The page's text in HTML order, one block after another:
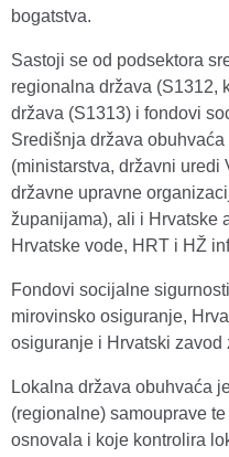
bogatstva.
Sastoji se od podsektora
regionalna država (S1312,
država (S1313) i fondovi
Središnja država
(ministarstva, državni
državne upravne
županijama), ali i Hrvatske
Hrvatske vode, HRT i HŽ
Fondovi socijalne
mirovinsko osiguranje,
osiguranje i Hrvatski zavod
Lokalna država obuhvaća
(regionalne) samouprave
osnovala i koje kontrolira